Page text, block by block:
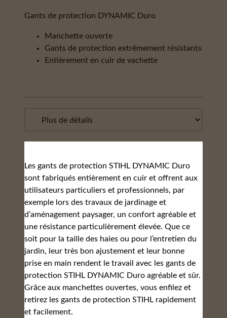
Gants de protection DYNAMIC Duro
Manchette ouverte
Gants de protection extrêmement résistants
Entièrement en cuir de vachette
Les gants de protection STIHL DYNAMIC Duro
sont fabriqués entièrement en cuir et offrent aux
utilisateurs particuliers et professionnels, par
exemple lors des travaux de jardinage et
d’aménagement paysager, un confort agréable et
une résistance particulièrement élevée. Que ce
soit pour la taille des haies ou pour l’entretien du
jardin, leur très bon ajustement et leur bonne
prise en main rendent le travail avec les gants de
protection STIHL DYNAMIC Duro agréable et sûr.
Grâce aux manchettes ouvertes, vous enfilez et
retirez les gants de protection STIHL rapidement
et facilement.